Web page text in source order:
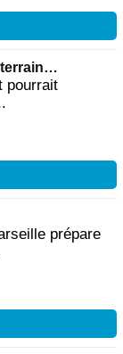
terrain…
pourrait
prépare